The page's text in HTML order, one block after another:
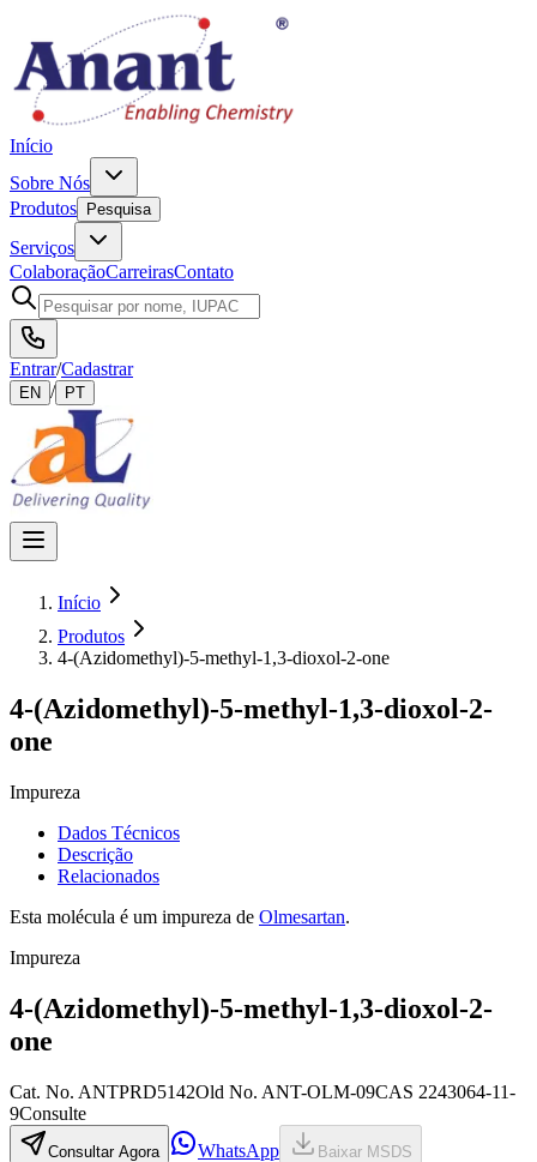
Início
Sobre Nós
Produtos
Pesquisa
Serviços
ColaboraçãoCarreirasContato
Entrar/Cadastrar
EN / PT
Início
Produtos
4-(Azidomethyl)-5-methyl-1,3-dioxol-2-one
4-(Azidomethyl)-5-methyl-1,3-dioxol-2-
one
Impureza
Dados Técnicos
Descrição
Relacionados
Esta molécula é um impureza de Olmesartan.
Impureza
4-(Azidomethyl)-5-methyl-1,3-dioxol-2-
one
Cat. No. ANTPRD5142Old No. ANT-OLM-09CAS 2243064-11-
9Consulte
Consultar Agora WhatsApp Baixar MSDS